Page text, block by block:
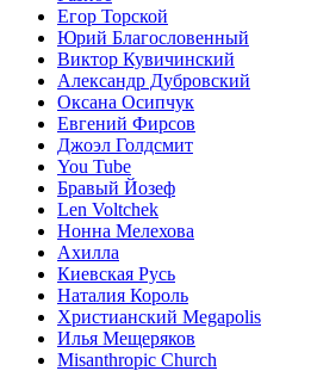
Егор Торской
Юрий Благословенный
Виктор Кувичинский
Александр Дубровский
Оксана Осипчук
Евгений Фирсов
Джоэл Голдсмит
You Tube
Бравый Йозеф
Len Voltchek
Нонна Мелехова
Ахилла
Киевская Русь
Наталия Король
Христианский Megapolis
Илья Мещеряков
Misanthropic Church